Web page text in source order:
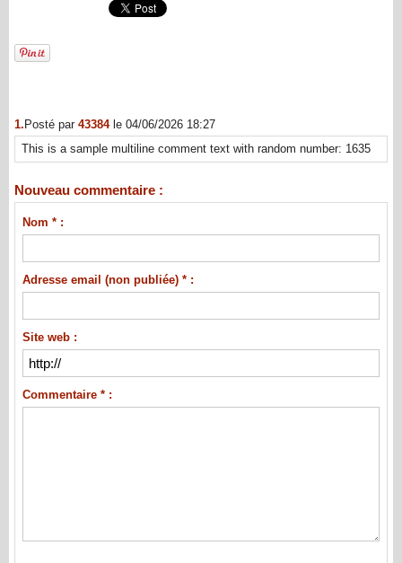
1.Posté par 43384 le 04/06/2026 18:27
This is a sample multiline comment text with random number: 1635
Nouveau commentaire :
Nom * :
Adresse email (non publiée) * :
Site web :
Commentaire * :